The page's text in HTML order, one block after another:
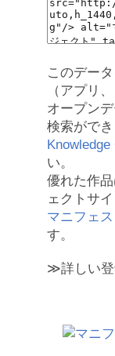
このデー
（アプリ
オープン
検索ができ
い。
優れた作
ェクトサ
マニフェ
す。
≫詳しい登